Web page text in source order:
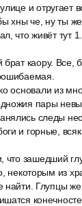
и отругает
хны че, ну ты
что живёт тут 1.
каору. Все,
основали из
пары
следы
и горные,
что зашедший
некоторым из
найти. Глупцы